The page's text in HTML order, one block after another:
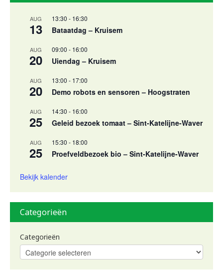
AUG
13
13:30 - 16:30
Bataatdag – Kruisem
AUG
20
09:00 - 16:00
Uiendag – Kruisem
AUG
20
13:00 - 17:00
Demo robots en sensoren – Hoogstraten
AUG
25
14:30 - 16:00
Geleid bezoek tomaat – Sint-Katelijne-Waver
AUG
25
15:30 - 18:00
Proefveldbezoek bio – Sint-Katelijne-Waver
Bekijk kalender
Categorieën
Categorieën